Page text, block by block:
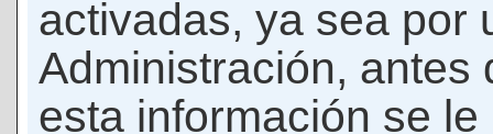
activadas, ya sea por
Administración, antes
esta información se